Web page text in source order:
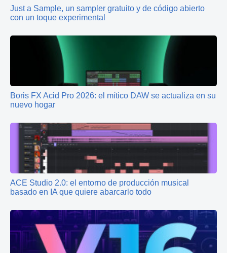
Just a Sample, un sampler gratuito y de código abierto
con un toque experimental
Boris FX Acid Pro 2026: el mítico DAW se actualiza en su
nuevo hogar
ACE Studio 2.0: el entorno de producción musical
basado en IA que quiere abarcarlo todo